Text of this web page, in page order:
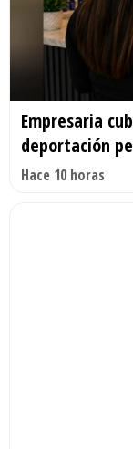
Empresaria
deportación
Hace 10 horas